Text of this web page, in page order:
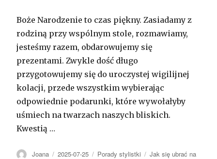
Boże Narodzenie to czas piękny. Zasiadamy z
rodziną przy wspólnym stole, rozmawiamy,
jesteśmy razem, obdarowujemy się
prezentami. Zwykle dość długo
przygotowujemy się do uroczystej wigilijnej
kolacji, przede wszystkim wybierając
odpowiednie podarunki, które wywołałyby
uśmiech na twarzach naszych bliskich.
Kwestią …
Autor
Joana Opublikowano
2025-07-25 Kategorie
Porady stylistki Tagi
Jak się ubrać na